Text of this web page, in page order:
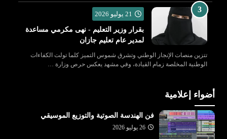
21 يوليو 2026
بقرار وزير التعليم - نهى مكرمي مساعدة
لمدير عام تعليم جازان
تتزين منصات الإنجاز الوطني وتشرق شموس التميز كلما تولت الكفاءات
الوطنية المخلصة زمام القيادة، وفي مشهد يعكس حرص وزارة …
أضواء إعلامية
فن الهندسة الصوتية والتوزيع الموسيقي
26 يوليو 2026